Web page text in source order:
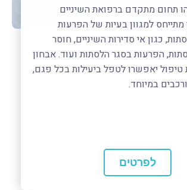
תחום מתקדם ברפואת השיניים
למגוון בעיות של הפרעות
כגון אי סדירות השיניים, חוסר
הפרעות בסגר הלסתות ועוד. אבחון
יאפשרו לטפל ביעילות בכל פגם,
במיוחד.
לפרטים